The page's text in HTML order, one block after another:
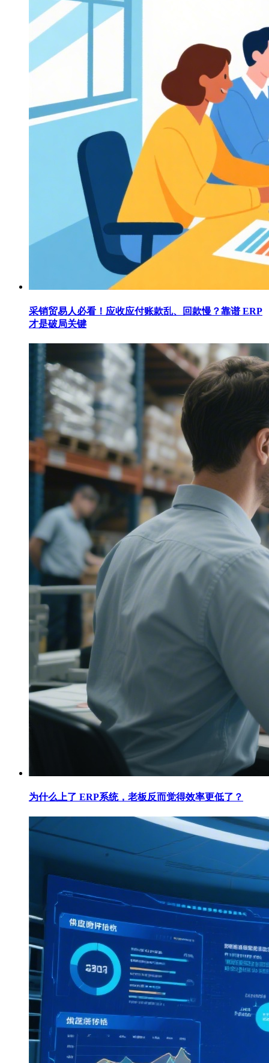
采销贸易人必看！应收应付账款乱、回款慢？靠谱 ERP
才是破局关键
为什么上了 ERP系统，老板反而觉得效率更低了？